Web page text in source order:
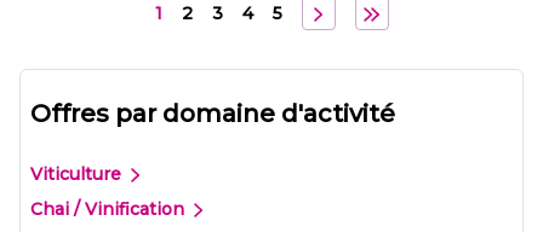
1 2 3 4 5
Offres par domaine d'activité
Viticulture
Chai / Vinification